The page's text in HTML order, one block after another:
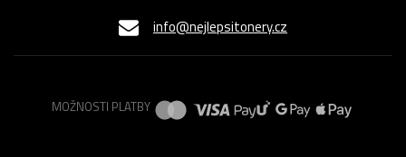
info@nejlepsitonery.cz
MOŽNOSTI PLATBY